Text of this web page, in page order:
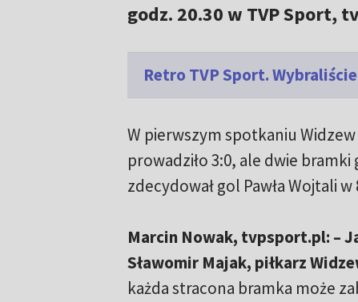
godz. 20.30 w TVP
Retro TVP Sport.
W pierwszym spotkaniu
prowadziło 3:0, ale dwie bramki
zdecydował gol Pawła Wojtali
Marcin Nowak, tvpsport.pl: –
Sławomir Majak, piłkarz
każda stracona bramka może